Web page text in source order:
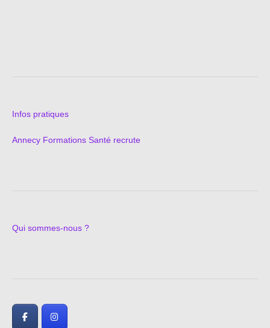
Infos pratiques
Annecy Formations Santé recrute
Qui sommes-nous ?